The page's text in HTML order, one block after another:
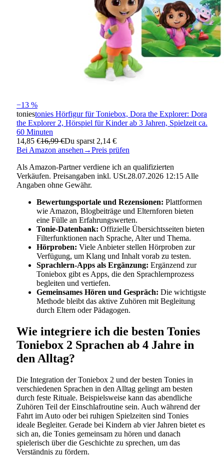
−13 %
toniestonies Hörfigur für Toniebox, Dora the Explorer: Dora
the Explorer 2, Hörspiel für Kinder ab 3 Jahren, Spielzeit ca.
60 Minuten
14,85 €16,99 €Du sparst 2,14 €
Bei Amazon ansehen→Preis prüfen
Als Amazon-Partner verdiene ich an qualifizierten
Verkäufen. Preisangaben inkl. USt.28.07.2026 12:15 Alle
Angaben ohne Gewähr.
Bewertungsportale und Rezensionen: Plattformen
wie Amazon, Blogbeiträge und Elternforen bieten
eine Fülle an Erfahrungswerten.
Tonie-Datenbank: Offizielle Übersichtsseiten bieten
Filterfunktionen nach Sprache, Alter und Thema.
Hörproben: Viele Anbieter stellen Hörproben zur
Verfügung, um Klang und Inhalt vorab zu testen.
Sprachlern-Apps als Ergänzung: Ergänzend zur
Toniebox gibt es Apps, die den Sprachlernprozess
begleiten und vertiefen.
Gemeinsames Hören und Gespräch: Die wichtigste
Methode bleibt das aktive Zuhören mit Begleitung
durch Eltern oder Pädagogen.
Wie integriere ich die besten Tonies
Toniebox 2 Sprachen ab 4 Jahre in
den Alltag?
Die Integration der Toniebox 2 und der besten Tonies in
verschiedenen Sprachen in den Alltag gelingt am besten
durch feste Rituale. Beispielsweise kann das abendliche
Zuhören Teil der Einschlafroutine sein. Auch während der
Fahrt im Auto oder bei ruhigen Spielzeiten sind Tonies
ideale Begleiter. Gerade bei Kindern ab vier Jahren bietet es
sich an, die Tonies gemeinsam zu hören und danach
spielerisch über die Geschichte zu sprechen, um das
Verständnis zu fördern.